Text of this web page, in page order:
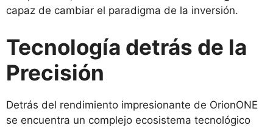
capaz de cambiar el paradigma de la inversión.
Tecnología detrás de la
Precisión
Detrás del rendimiento impresionante de OrionONE
se encuentra un complejo ecosistema tecnológico